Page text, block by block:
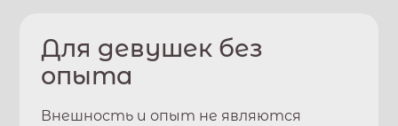
Для девушек без
опыта
Внешность и опыт не являются